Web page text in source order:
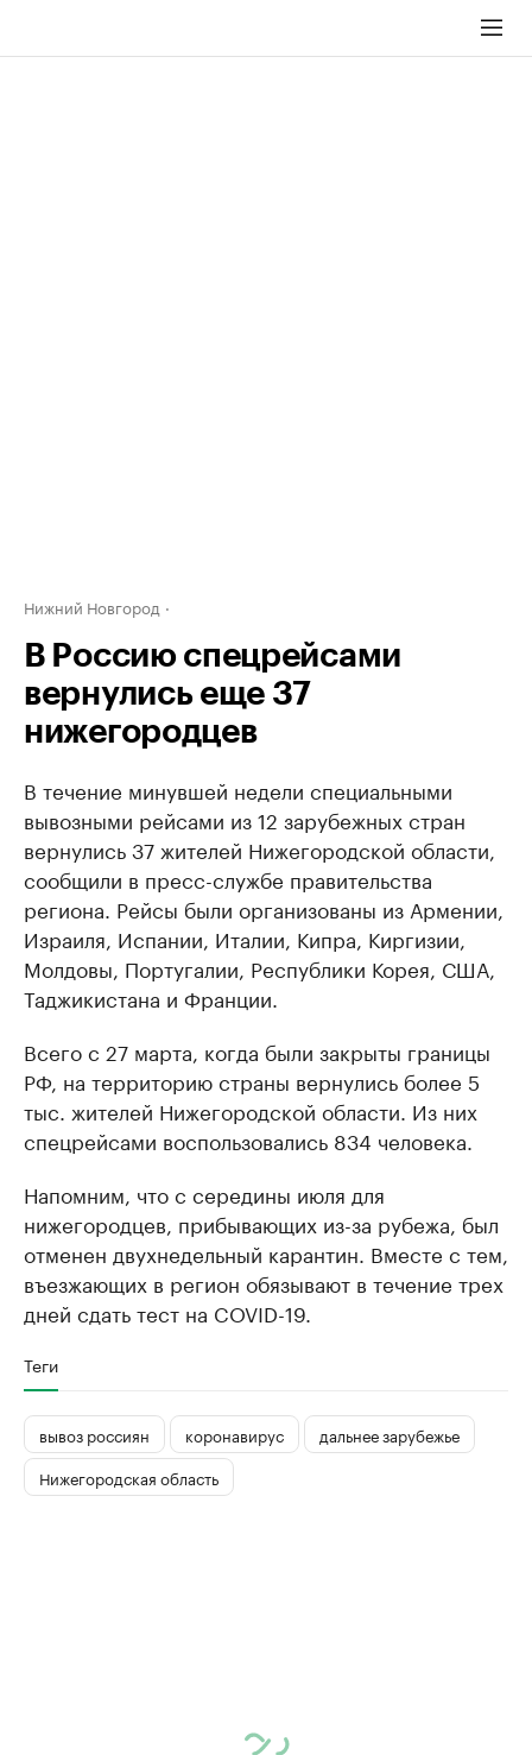
Нижний Новгород
В Россию спецрейсами
вернулись еще 37
нижегородцев
В течение минувшей недели специальными
вывозными рейсами из 12 зарубежных стран
вернулись 37 жителей Нижегородской области,
сообщили в пресс-службе правительства
региона. Рейсы были организованы из Армении,
Израиля, Испании, Италии, Кипра, Киргизии,
Молдовы, Португалии, Республики Корея, США,
Таджикистана и Франции.
Всего с 27 марта, когда были закрыты границы
РФ, на территорию страны вернулись более 5
тыс. жителей Нижегородской области. Из них
спецрейсами воспользовались 834 человека.
Напомним, что с середины июля для
нижегородцев, прибывающих из-за рубежа, был
отменен двухнедельный карантин. Вместе с тем,
въезжающих в регион обязывают в течение трех
дней сдать тест на COVID-19.
Теги
вывоз россиян коронавирус
дальнее зарубежье
Нижегородская область